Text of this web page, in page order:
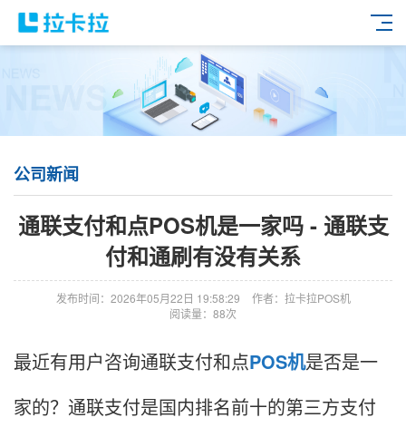
公司新闻
通联支付和点POS机是一家吗 - 通联支
付和通刷有没有关系
发布时间：2026年05月22日 19:58:29
作者：拉卡拉POS机
阅读量：88次
最近有用户咨询通联支付和点POS机是否是一
家的？通联支付是国内排名前十的第三方支付